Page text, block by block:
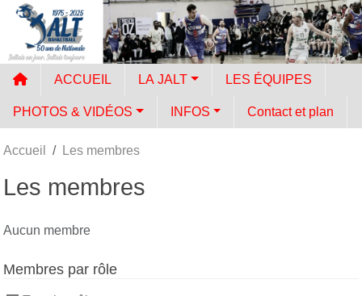
ACCUEIL LA JALT LES ÉQUIPES
PHOTOS & VIDÉOS INFOS Contact et plan
Accueil Les membres
Les membres
Aucun membre
Membres par rôle
Panneau de gestion des cookies